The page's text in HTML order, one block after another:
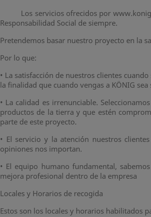
Los servicios ofrecidos por
Responsabilidad Social de siempre.
Pretendemos basar nuestro proyecto en la
Por lo que:
• La satisfacción de nuestros clientes
la finalidad que cuando vengas a KÖNIG
• La calidad es irrenunciable.
productos de la tierra y que estén
parte de este proyecto.
• El servicio y la atención nuestros
opiniones nos importan.
• El equipo humano fundamental,
mejora profesional dentro de la empresa
Locales y Horarios de recogida
Estos son los locales y horarios habilitados